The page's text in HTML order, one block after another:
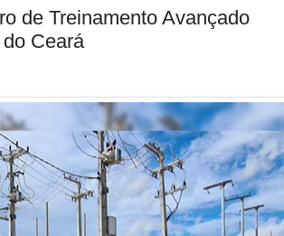
de Treinamento Avançado
Ceará